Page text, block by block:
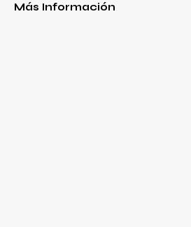
Más Información